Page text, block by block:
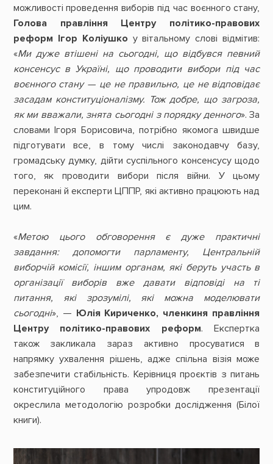
можливості проведення виборів під час воєнного стану,
Голова правління Центру політико-правових
реформ Ігор Коліушко у вітальному слові відмітив:
«Ми дуже втішені на сьогодні, що відбувся певний
консенсус в Україні, що проводити вибори під час
воєнного стану — це не правильно, це не відповідає
засадам конституціоналізму. Тож добре, що загроза,
як ми вважали, знята сьогодні з порядку денного». За
словами Ігоря Борисовича, потрібно якомога швидше
підготувати все, в тому числі законодавчу базу,
громадську думку, дійти суспільного консенсусу щодо
того, як проводити вибори після війни. У цьому
переконані й експерти ЦППР, які активно працюють над
цим.
«Метою цього обговорення є дуже практичні
завдання: допомогти парламенту, Центральній
виборчій комісії, іншим органам, які беруть участь в
організації виборів вже давати відповіді на ті
питання, які зрозумілі, які можна моделювати
сьогодні», — Юлія Кириченко, членкиня правління
Центру політико-правових реформ. Експертка
також закликала зараз активно просуватися в
напрямку ухвалення рішень, адже спільна візія може
забезпечити стабільність. Керівниця проєктів з питань
конституційного права упродовж презентації
окреслила методологію розробки дослідження (Білої
книги).